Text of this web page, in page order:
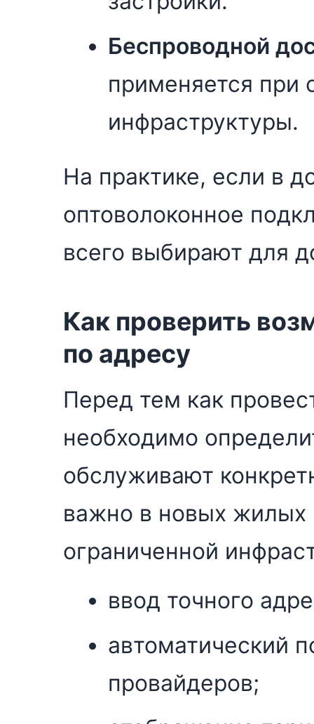
Беспроводной
применяется при
инфраструктуры.
На практике, если в
оптоволоконное
всего выбирают для
Как проверить
по адресу
Перед тем как
необходимо
обслуживают
важно в новых жилых
ограниченной
ввод точного
автоматический
провайдеров;